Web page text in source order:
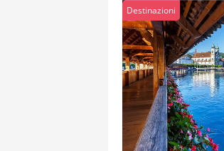
Destinazioni